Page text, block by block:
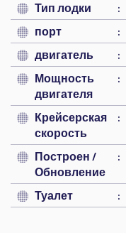
Тип лодки
порт
двигатель
Мощность
двигателя
Крейсерская
скорость
Построен /
Обновление
Туалет